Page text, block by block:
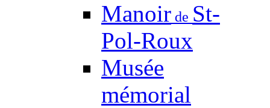
Manoir de St-
Pol-Roux
Musée
mémorial